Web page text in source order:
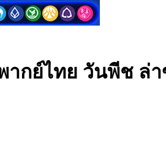
ากย์ไทย วันพีช ล่า